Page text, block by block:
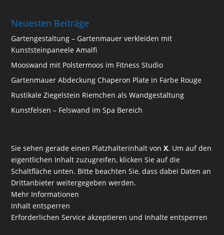
Neuesten Beiträge
Gartengestaltung – Gartenmauer verkleiden mit
Kunststeinpaneele Amalfi
Mooswand mit Polstermoos im Fitness Studio
Gartenmauer Abdeckung Chaperon Plate in Farbe Rouge
Rustikale Ziegelstein Riemchen als Wandgestaltung
Kunstfelsen – Felswand im Spa Bereich
Sie sehen gerade einen Platzhalterinhalt vonX. Um auf den
eigentlichen Inhalt zuzugreifen, klicken Sie auf die
Schaltfläche unten. Bitte beachten Sie, dass dabei Daten an
Drittanbieter weitergegeben werden.
Mehr Informationen
Inhalt entsperren
Erforderlichen Service akzeptieren und Inhalte entsperren